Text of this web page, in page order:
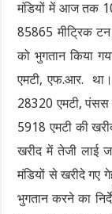
मंडियों में आज तक
85865 मीट्रिक टन
को भुगतान किया
एमटी, एफ.आर.
28320 एमटी, पंसस
5918 एमटी की
खरीद में तेजी लाई
मंडियों से खरीदे गए
भुगतान करने का